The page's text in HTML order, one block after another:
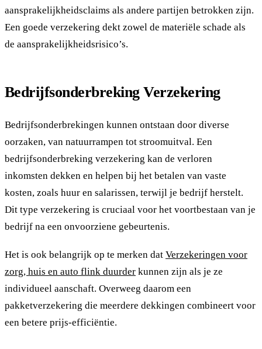
aansprakelijkheidsclaims als andere partijen betrokken zijn.
Een goede verzekering dekt zowel de materiële schade als
de aansprakelijkheidsrisico’s.
Bedrijfsonderbreking Verzekering
Bedrijfsonderbrekingen kunnen ontstaan door diverse
oorzaken, van natuurrampen tot stroomuitval. Een
bedrijfsonderbreking verzekering kan de verloren
inkomsten dekken en helpen bij het betalen van vaste
kosten, zoals huur en salarissen, terwijl je bedrijf herstelt.
Dit type verzekering is cruciaal voor het voortbestaan van je
bedrijf na een onvoorziene gebeurtenis.
Het is ook belangrijk op te merken dat Verzekeringen voor
zorg, huis en auto flink duurder kunnen zijn als je ze
individueel aanschaft. Overweeg daarom een
pakketverzekering die meerdere dekkingen combineert voor
een betere prijs-efficiëntie.